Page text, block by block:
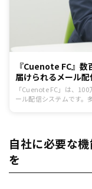
『Cuenote FC』
届けられるメール
「Cuenote FC」は、
ール配信システムです。
自社に必要な
を